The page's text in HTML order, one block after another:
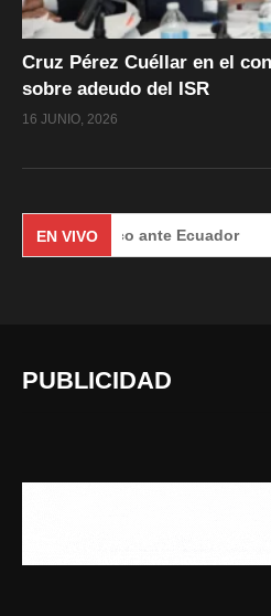
Cruz Pérez Cuéllar en el
sobre adeudo del ISR
16 JUNIO, 2026
EN VIVO
ante Ecuador
PUBLICIDAD